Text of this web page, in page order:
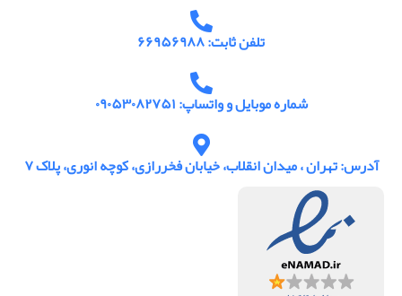
تلفن ثابت: ۶۶۹۵۶۹۸۸
شماره موبایل و واتساپ: ۰۹۰۵۳۰۸۲۷۵۱
آدرس: تهران ، میدان انقلاب، خیابان فخررازی، کوچه انوری، پلاک ۷